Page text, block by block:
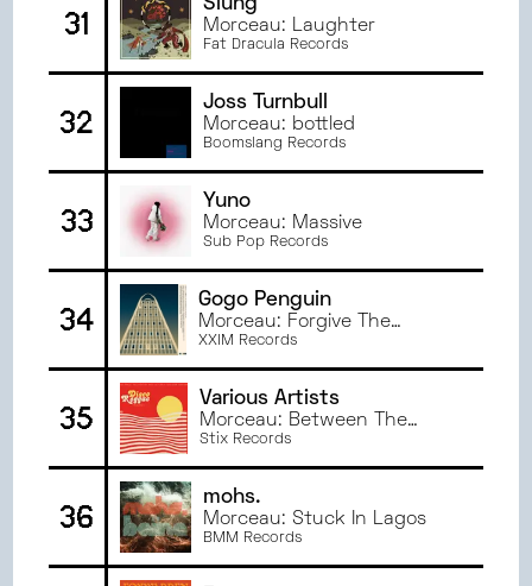
31
Slung
Morceau: Laughter
Fat Dracula Records
32
Joss Turnbull
Morceau: bottled
Boomslang Records
33
Yuno
Morceau: Massive
Sub Pop Records
34
Gogo Penguin
Morceau: Forgive The
Damages
XXIM Records
35
Various Artists
Morceau: Between The
Sheets
Stix Records
36
mohs.
Morceau: Stuck In Lagos
BMM Records